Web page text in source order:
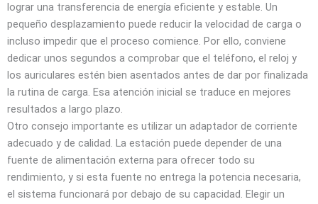
lograr una transferencia de energía eficiente y estable. Un
pequeño desplazamiento puede reducir la velocidad de carga o
incluso impedir que el proceso comience. Por ello, conviene
dedicar unos segundos a comprobar que el teléfono, el reloj y
los auriculares estén bien asentados antes de dar por finalizada
la rutina de carga. Esa atención inicial se traduce en mejores
resultados a largo plazo.
Otro consejo importante es utilizar un adaptador de corriente
adecuado y de calidad. La estación puede depender de una
fuente de alimentación externa para ofrecer todo su
rendimiento, y si esta fuente no entrega la potencia necesaria,
el sistema funcionará por debajo de su capacidad. Elegir un